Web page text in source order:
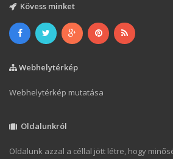
Kövess minket
Webhelytérkép
Webhelytérkép mutatása
Oldalunkról
Oldalunk azzal a céllal jött létre, hogy